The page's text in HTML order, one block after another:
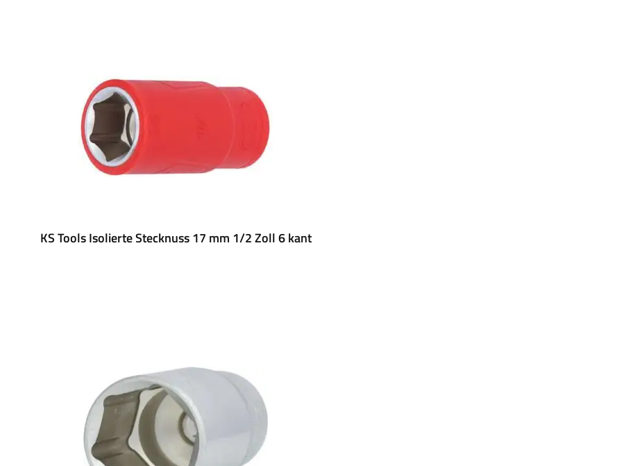
KS Tools Isolierte Stecknuss 17 mm 1/2 Zoll 6 kant